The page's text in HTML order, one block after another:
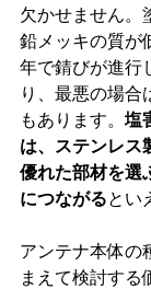
欠かせません。
鉛メッキの質が
年で錆びが進行
り、最悪の場合
もあります。 塩
は、ステンレス
優れた部材を選
につながるとい
アンテナ本体の
まえて検討する